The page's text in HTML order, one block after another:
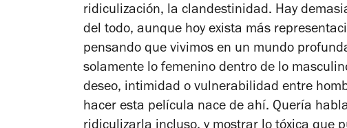
ridiculización, la clandestinidad. Hay
del todo, aunque hoy exista más
pensando que vivimos en un mundo
solamente lo femenino dentro de lo
deseo, intimidad o vulnerabilidad entre
hacer esta película nace de ahí. Quería